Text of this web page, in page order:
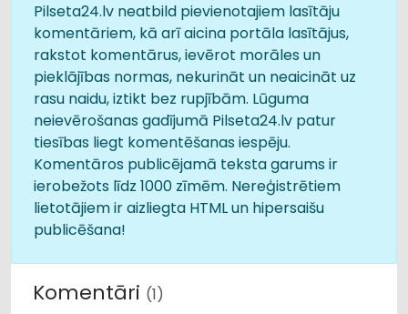
Pilseta24.lv neatbild pievienotajiem lasītāju
komentāriem, kā arī aicina portāla lasītājus,
rakstot komentārus, ievērot morāles un
pieklājības normas, nekurināt un neaicināt uz
rasu naidu, iztikt bez rupjībām. Lūguma
neievērošanas gadījumā Pilseta24.lv patur
tiesības liegt komentēšanas iespēju.
Komentāros publicējamā teksta garums ir
ierobežots līdz 1000 zīmēm. Nereģistrētiem
lietotājiem ir aizliegta HTML un hipersaišu
publicēšana!
Komentāri (1)